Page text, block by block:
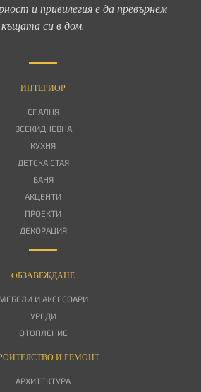
и привилегия е да превърнем
къщата си в дом.
ИНТЕРИОР
СПАЛНЯ
ВСЕКИДНЕВНА
КУХНЯ
ДЕТСКА СТАЯ
БАНЯ
АКЦЕНТИ
ПРОЕКТИ
ДЕКОРАЦИЯ
OБЗАВЕЖДАНЕ
МЕБЕЛИ И АКСЕСОАРИ
УРЕДИ
ОТОПЛЕНИЕ
И РЕМОНТ
АРХИТЕКТУРА